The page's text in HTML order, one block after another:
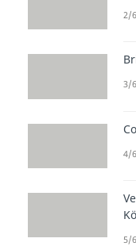
2/
3/
4/
5/